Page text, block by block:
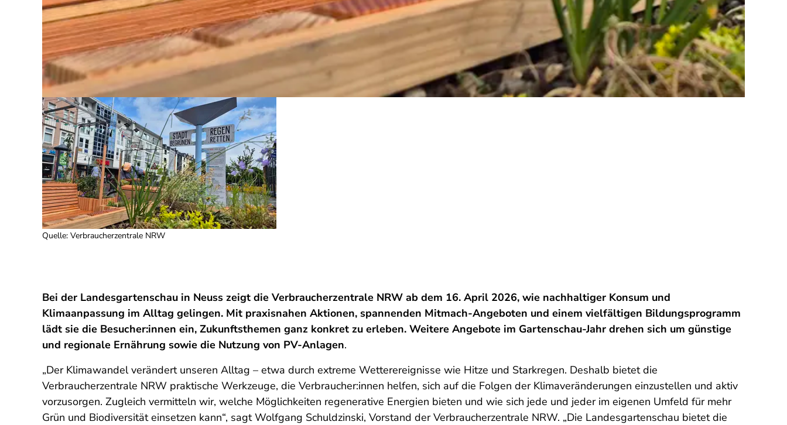
Quelle: Verbraucherzentrale NRW
Bei der Landesgartenschau in Neuss zeigt die Verbraucherzentrale NRW ab dem 16. April 2026, wie nachhaltiger Konsum und
Klimaanpassung im Alltag gelingen. Mit praxisnahen Aktionen, spannenden Mitmach-Angeboten und einem vielfältigen Bildungsprogramm
lädt sie die Besucher:innen ein, Zukunftsthemen ganz konkret zu erleben. Weitere Angebote im Gartenschau-Jahr drehen sich um günstige
und regionale Ernährung sowie die Nutzung von PV-Anlagen.
„Der Klimawandel verändert unseren Alltag – etwa durch extreme Wetterereignisse wie Hitze und Starkregen. Deshalb bietet die
Verbraucherzentrale NRW praktische Werkzeuge, die Verbraucher:innen helfen, sich auf die Folgen der Klimaveränderungen einzustellen und aktiv
vorzusorgen. Zugleich vermitteln wir, welche Möglichkeiten regenerative Energien bieten und wie sich jede und jeder im eigenen Umfeld für mehr
Grün und Biodiversität einsetzen kann“, sagt Wolfgang Schuldzinski, Vorstand der Verbraucherzentrale NRW. „Die Landesgartenschau bietet die